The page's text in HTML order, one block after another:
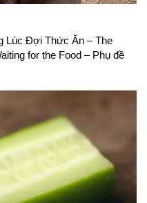
Lúc Đợi Thức Ăn – The
for the Food – Phụ đề